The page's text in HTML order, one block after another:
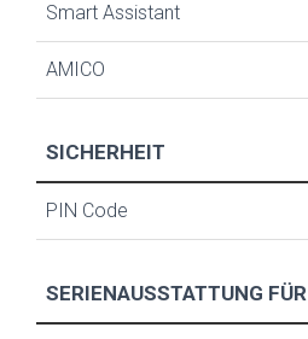
Smart Assistant
AMICO
SICHERHEIT
PIN Code
SERIENAUSSTATTUNG